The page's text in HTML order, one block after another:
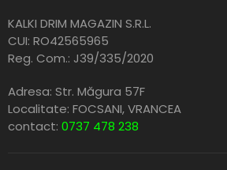
KALKI DRIM MAGAZIN S.R.L.
CUI: RO42565965
Reg. Com.: J39/335/2020
Adresa: Str. Măgura 57F
Localitate: FOCSANI,VRANCEA
contact: 0737 478 238